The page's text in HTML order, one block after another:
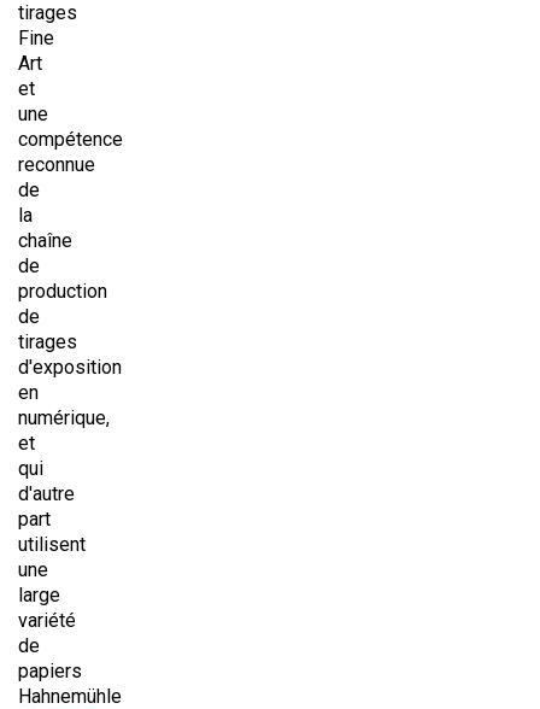
tirages
Fine
Art
et
une
compétence
reconnue
de
la
chaîne
de
production
de
tirages
d'exposition
en
numérique,
et
qui
d'autre
part
utilisent
une
large
variété
de
papiers
Hahnemühle